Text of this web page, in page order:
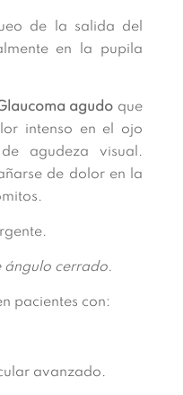
de la salida del
en la pupila
agudo que
intenso en el ojo
agudeza visual.
de dolor en la
cerrado.
pacientes con:
avanzado.